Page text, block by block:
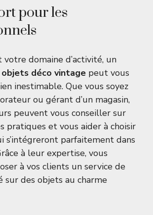
pour les
domaine d’activité, un
déco vintage peut vous
inestimable. Que vous soyez
ou gérant d’un magasin,
peuvent vous conseiller sur
pratiques et vous aider à choisir
s’intégreront parfaitement dans
à leur expertise, vous
à vos clients un service de
sur des objets au charme